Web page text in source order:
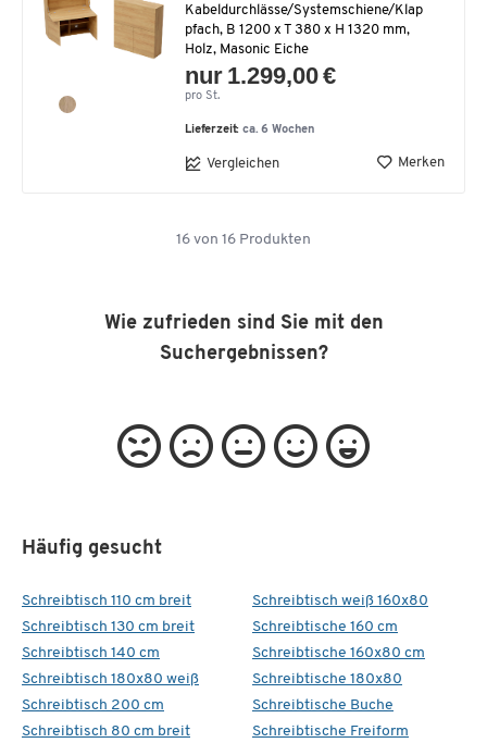
Kabeldurchlässe/Systemschiene/Klap
pfach, B 1200 x T 380 x H 1320 mm,
Holz, Masonic Eiche
nur 1.299,00 €
pro St.
Lieferzeit:ca. 6 Wochen
Vergleichen Merken
16 von 16 Produkten
Wie zufrieden sind Sie mit den
Suchergebnissen?
Häufig gesucht
Schreibtisch 110 cm breit
Schreibtisch 130 cm breit
Schreibtisch 140 cm
Schreibtisch 180x80 weiß
Schreibtisch 200 cm
Schreibtisch 80 cm breit
Schreibtisch weiß 160x80
Schreibtische 160 cm
Schreibtische 160x80 cm
Schreibtische 180x80
Schreibtische Buche
Schreibtische Freiform